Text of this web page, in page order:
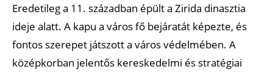
Eredetileg a 11. században épült a Zirida dinasztia
ideje alatt. A kapu a város fő bejáratát képezte, és
fontos szerepet játszott a város védelmében. A
középkorban jelentős kereskedelmi és stratégiai